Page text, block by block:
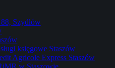
Szydłów
księgowe Staszów
Agricole Express Staszów
w Staszowie